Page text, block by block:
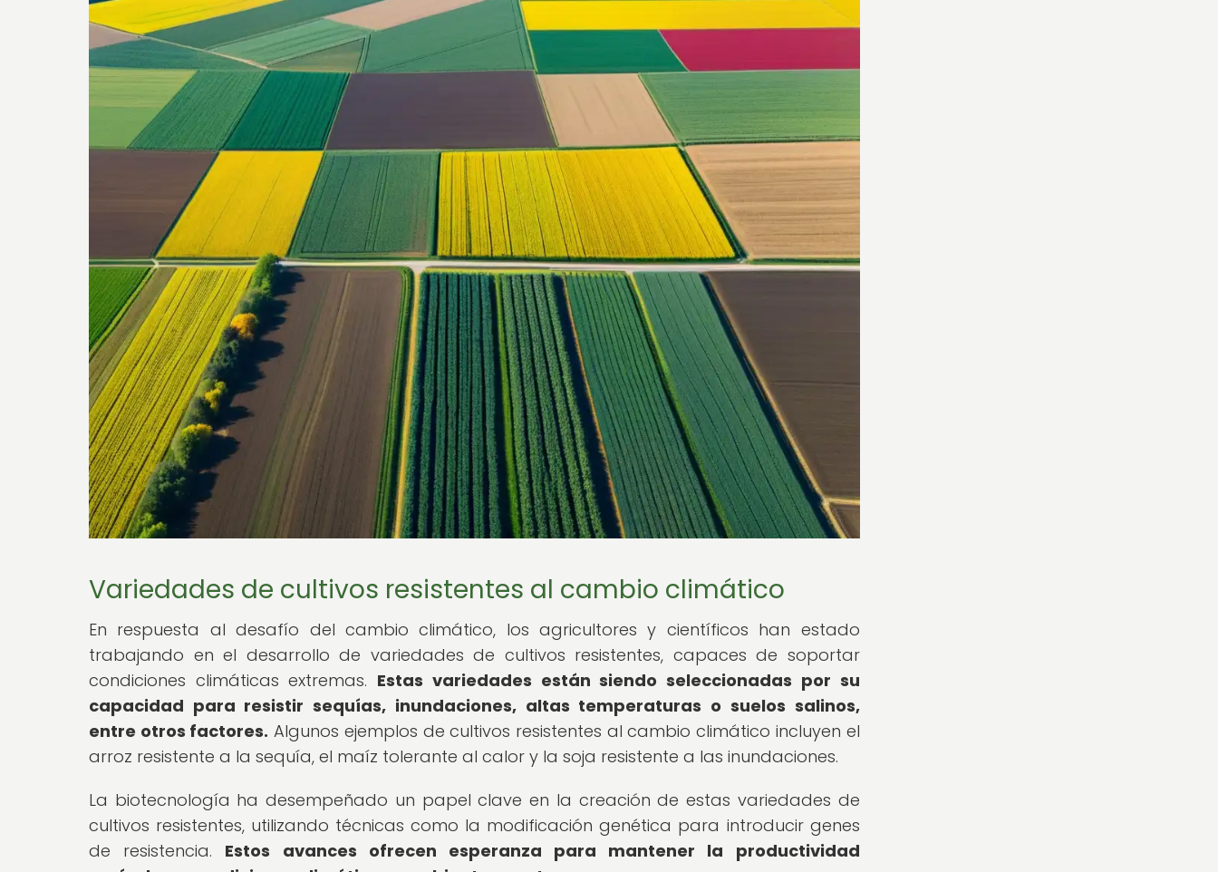
Variedades de cultivos resistentes al cambio climático
En respuesta al desafío del cambio climático, los agricultores y científicos han estado
trabajando en el desarrollo de variedades de cultivos resistentes, capaces de soportar
condiciones climáticas extremas. Estas variedades están siendo seleccionadas por su
capacidad para resistir sequías, inundaciones, altas temperaturas o suelos salinos,
entre otros factores. Algunos ejemplos de cultivos resistentes al cambio climático incluyen el
arroz resistente a la sequía, el maíz tolerante al calor y la soja resistente a las inundaciones.
La biotecnología ha desempeñado un papel clave en la creación de estas variedades de
cultivos resistentes, utilizando técnicas como la modificación genética para introducir genes
de resistencia. Estos avances ofrecen esperanza para mantener la productividad